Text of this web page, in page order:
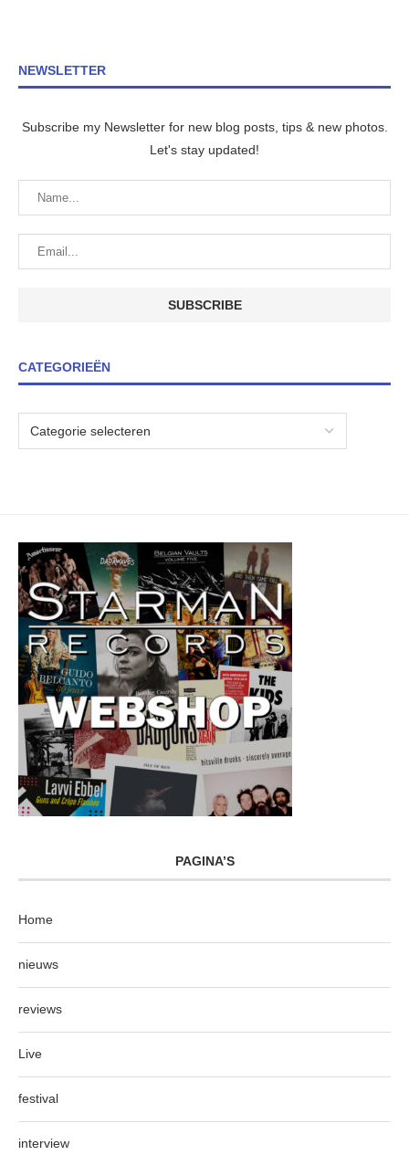
NEWSLETTER
Subscribe my Newsletter for new blog posts, tips & new photos.
Let's stay updated!
CATEGORIEËN
PAGINA’S
Home
nieuws
reviews
Live
festival
interview